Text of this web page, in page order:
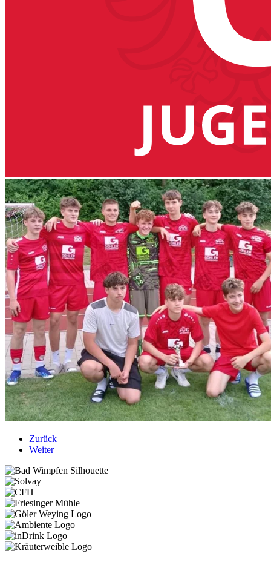
Zurück
Weiter